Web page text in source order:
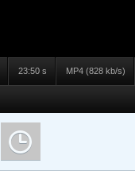
23:50 s MP4 (828 kb/s)